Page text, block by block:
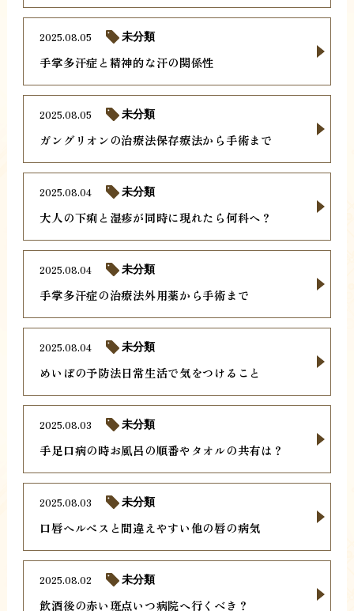
手掌多汗症と精神的な汗の関係性
2025.08.05 未分類
ガングリオンの治療法保存療法から手術まで
2025.08.05 未分類
大人の下痢と湿疹が同時に現れたら何科へ？
2025.08.04 未分類
手掌多汗症の治療法外用薬から手術まで
2025.08.04 未分類
めいぼの予防法日常生活で気をつけること
2025.08.04 未分類
手足口病の時お風呂の順番やタオルの共有は？
2025.08.03 未分類
口唇ヘルペスと間違えやすい他の唇の病気
2025.08.03 未分類
飲酒後の赤い斑点いつ病院へ行くべき？
2025.08.02 未分類